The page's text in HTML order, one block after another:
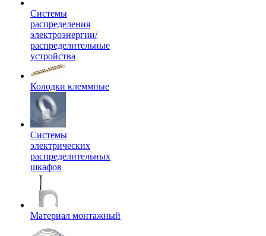
Системы
распределения
электроэнергии/
распределительные
устройства
Колодки клеммные
Системы
электрических
распределительных
шкафов
Материал монтажный